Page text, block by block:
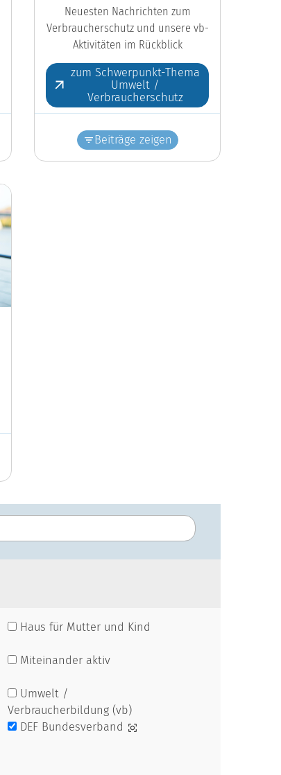
Neuesten Nachrichten zum
Verbraucherschutz und unsere vb-
Aktivitäten im Rückblick
zum Schwerpunkt-Thema
Umwelt /
Verbraucherschutz
Beiträge zeigen
Haus für Mutter und Kind
Miteinander aktiv
Umwelt /
Verbraucherbildung (vb)
DEF Bundesverband